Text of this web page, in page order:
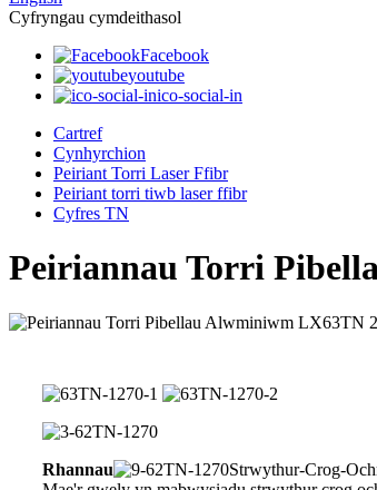
Cyfryngau cymdeithasol
Facebook
youtube
ico-social-in
Cartref
Cynhyrchion
Peiriant Torri Laser Ffibr
Peiriant torri tiwb laser ffibr
Cyfres TN
Peiriannau Torri
Rhannau
Strwythur-Crog-